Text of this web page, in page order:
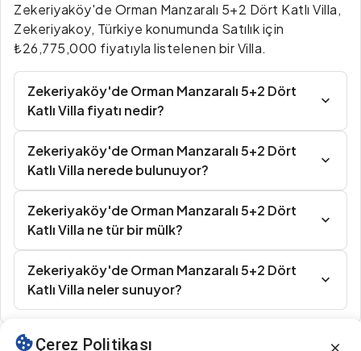
Zekeriyaköy'de Orman Manzaralı 5+2 Dört Katlı Villa,
Zekeriyakoy, Türkiye konumunda Satılık için
₺26,775,000 fiyatıyla listelenen bir Villa.
Zekeriyaköy'de Orman Manzaralı 5+2 Dört
Katlı Villa fiyatı nedir?
Zekeriyaköy'de Orman Manzaralı 5+2 Dört
Katlı Villa nerede bulunuyor?
Zekeriyaköy'de Orman Manzaralı 5+2 Dört
Katlı Villa ne tür bir mülk?
Zekeriyaköy'de Orman Manzaralı 5+2 Dört
Katlı Villa neler sunuyor?
Çerez Politikası